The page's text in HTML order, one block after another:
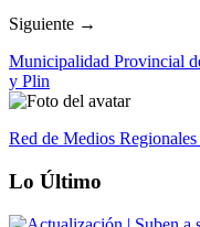
Siguiente →
Municipalidad Provincial
y Plin
Red de Medios Regionales
Lo Último